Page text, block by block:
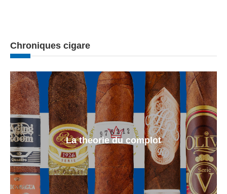
Chroniques cigare
La theorie du complot